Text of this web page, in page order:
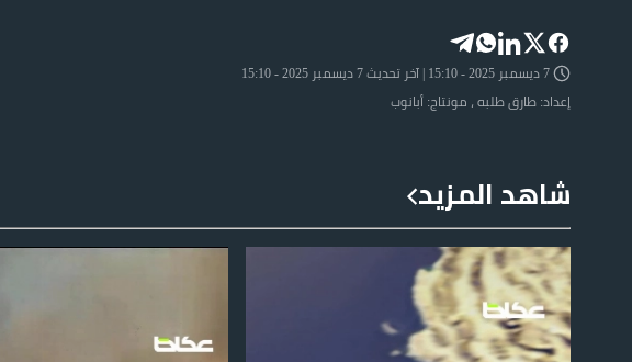
إعداد: طارق طلبه ، مونتاج: أبانوب
شاهد المزيد